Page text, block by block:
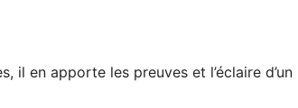
il en apporte les preuves et l’éclaire